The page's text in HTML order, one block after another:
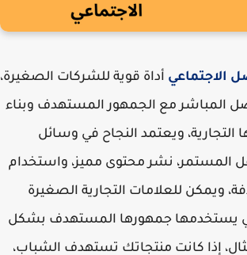
أداة قوية للشركات الصغيرة،
المباشر مع الجمهور المستهدف وبناء
ويعتمد النجاح في وسائل
المستمر، نشر محتوى مميز، واستخدام
ويمكن للعلامات التجارية الصغيرة
يستخدمها جمهورها المستهدف بشكل
إذا كانت منتجاتك تستهدف الشباب،